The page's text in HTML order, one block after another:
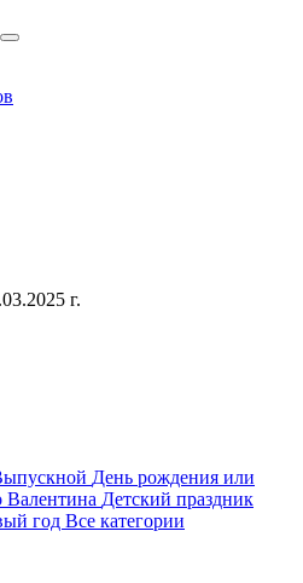
г.
День рождения или
Валентина Детский праздник
год Все категории